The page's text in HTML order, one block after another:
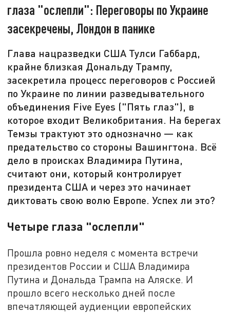
глаза "ослепли": Переговоры по Украине
засекречены, Лондон в панике
Глава нацразведки США Тулси Габбард,
крайне близкая Дональду Трампу,
засекретила процесс переговоров с Россией
по Украине по линии разведывательного
объединения Five Eyes ("Пять глаз"), в
которое входит Великобритания. На берегах
Темзы трактуют это однозначно — как
предательство со стороны Вашингтона. Всё
дело в происках Владимира Путина,
считают они, который контролирует
президента США и через это начинает
диктовать свою волю Европе. Успех ли это?
Четыре глаза "ослепли"
Прошла ровно неделя с момента встречи
президентов России и США Владимира
Путина и Дональда Трампа на Аляске. И
прошло всего несколько дней после
впечатляющей аудиенции европейских